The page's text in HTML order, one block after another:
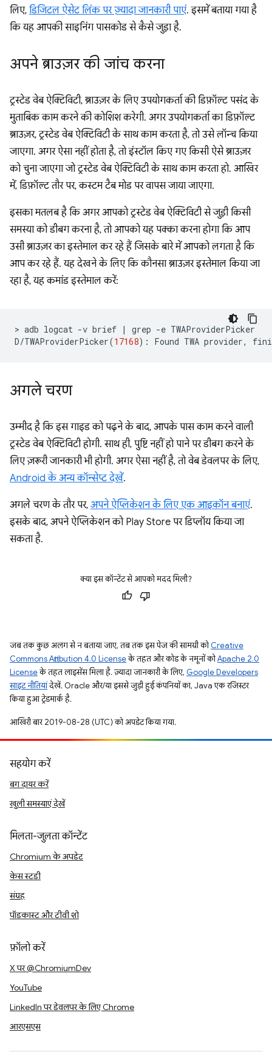
लिए, डिजिटल ऐसेट लिंक पर ज़्यादा जानकारी पाएं. इसमें बताया गया है
कि यह आपकी साइनिंग पासकोड से कैसे जुड़ा है.
अपने ब्राउज़र की जांच करना
ट्रस्टेड वेब ऐक्टिविटी, ब्राउज़र के लिए उपयोगकर्ता की डिफ़ॉल्ट पसंद के
मुताबिक काम करने की कोशिश करेगी. अगर उपयोगकर्ता का डिफ़ॉल्ट
ब्राउज़र, ट्रस्टेड वेब ऐक्टिविटी के साथ काम करता है, तो उसे लॉन्च किया
जाएगा. अगर ऐसा नहीं होता है, तो इंस्टॉल किए गए किसी ऐसे ब्राउज़र
को चुना जाएगा जो ट्रस्टेड वेब ऐक्टिविटी के साथ काम करता हो. आखिर
में, डिफ़ॉल्ट तौर पर, कस्टम टैब मोड पर वापस जाया जाएगा.
इसका मतलब है कि अगर आपको ट्रस्टेड वेब ऐक्टिविटी से जुड़ी किसी
समस्या को डीबग करना है, तो आपको यह पक्का करना होगा कि आप
उसी ब्राउज़र का इस्तेमाल कर रहे हैं जिसके बारे में आपको लगता है कि
आप कर रहे हैं. यह देखने के लिए कि कौनसा ब्राउज़र इस्तेमाल किया जा
रहा है, यह कमांड इस्तेमाल करें:
> adb logcat -v brief | grep -e TWAProviderPicker
D/TWAProviderPicker(17168) : Found TWA provider,
अगले चरण
उम्मीद है कि इस गाइड को पढ़ने के बाद, आपके पास काम करने वाली
ट्रस्टेड वेब ऐक्टिविटी होगी. साथ ही, पुष्टि नहीं हो पाने पर डीबग करने के
लिए ज़रूरी जानकारी भी होगी. अगर ऐसा नहीं है, तो वेब डेवलपर के लिए,
Android के अन्य कॉन्सेप्ट देखें.
अगले चरण के तौर पर, अपने ऐप्लिकेशन के लिए एक आइकॉन बनाएं.
इसके बाद, अपने ऐप्लिकेशन को Play Store पर डिप्लॉय किया जा
सकता है.
क्या इस कॉन्टेंट से आपको मदद मिली?
जब तक कुछ अलग से न बताया जाए, तब तक इस पेज की सामग्री कोCreative
Commons Attribution 4.0 Licenseके तहत और कोड के नमूनों कोApache 2.0
Licenseके तहत लाइसेंस मिला है. ज़्यादा जानकारी के लिए, Google Developers
साइट नीतियांदेखें. Oracle और/या इससे जुड़ी हुई कंपनियों का, Java एक रजिस्टर
किया हुआ ट्रेडमार्क है.
आखिरी बार 2019-08-28 (UTC) को अपडेट किया गया.
सहयोग करें
बग दायर करें
खुली समस्याएं देखें
मिलता-जुलता कॉन्टेंट
Chromium के अपडेट
केस स्टडी
संग्रह
पॉडकास्ट और टीवी शो
फ़ॉलो करें
X पर @ChromiumDev
YouTube
LinkedIn पर डेवलपर के लिए Chrome
आरएसएस